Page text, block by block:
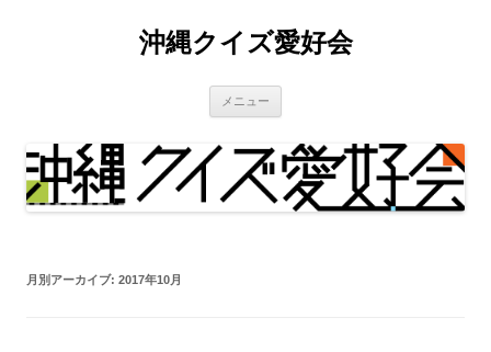
沖縄クイズ愛好会
メニュー
ツ
へ
ス
キ
ッ
月別アーカイブ: 2017年10月